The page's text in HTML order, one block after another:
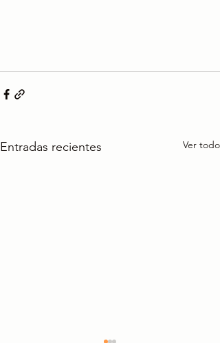
Entradas recientes Ver todo